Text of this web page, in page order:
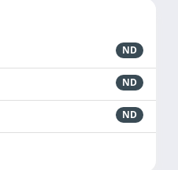
ND
ND
ND